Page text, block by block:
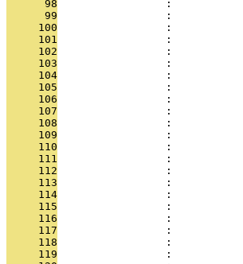
      98
:
      99
:
     100
:
     101
:
     102
:
     103
:
     104
:
     105
:
     106
:
     107
:
     108
:
     109
:
     110
:
     111
:
     112
:
     113
:
     114
:
     115
:
     116
:
     117
:
     118
:
     119
: